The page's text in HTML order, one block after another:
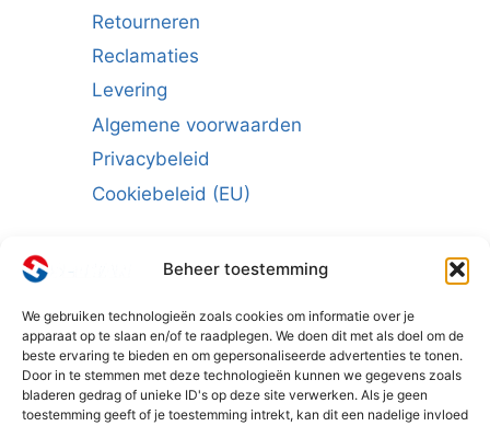
Beheer toestemming
We gebruiken technologieën zoals cookies om informatie over je
apparaat op te slaan en/of te raadplegen. We doen dit met als doel om de
beste ervaring te bieden en om gepersonaliseerde advertenties te tonen.
Door in te stemmen met deze technologieën kunnen we gegevens zoals
bladeren gedrag of unieke ID's op deze site verwerken. Als je geen
toestemming geeft of je toestemming intrekt, kan dit een nadelige invloed
Retourneren
Reclamaties
Levering
Algemene voorwaarden
Privacybeleid
Cookiebeleid (EU)
Schrijf u in voor de nieuwsbrief:
E-mailadres*